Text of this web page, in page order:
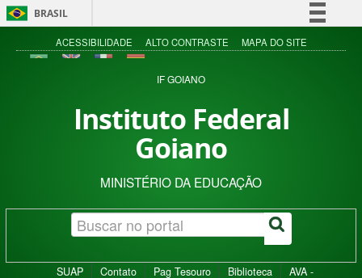
BRASIL
Simplifique!
Acesso à informação
ACESSIBILIDADE ALTO CONTRASTE MAPA DO SITE
IF GOIANO
Instituto Federal
Goiano
MINISTÉRIO DA EDUCAÇÃO
SUAP Contato Pag Tesouro Biblioteca
AVA -